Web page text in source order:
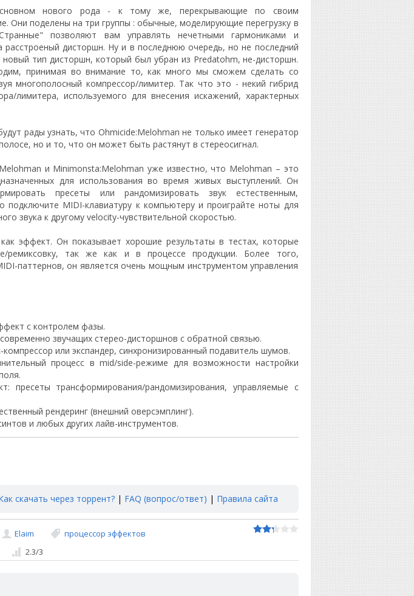
нового рода - к тому же, перекрывающие по своим
Они поделены на три группы : обычные, моделирующие перегрузку в
позволяют вам управлять нечетными гармониками и
расстроеный дисторшн. Ну и в последнюю очередь, но не последний
тип дисторшн, который был убран из Predatohm, не-дисторшн.
принимая во внимание то, как много мы сможем сделать со
многополосный компрессор/лимитер. Так что это - некий гибрид
лимитера, используемого для внесения искажений, характерных
рады узнать, что Ohmicide:Melohman не только имеет генератор
но и то, что он может быть растянут в стереосигнал.
и Minimonsta:Melohman уже известно, что Melohman – это
для использования во время живых выступлений. Он
пресеты или рандомизировать звук естественным,
подключите MIDI-клавиатуру к компьютеру и проиграйте ноты для
звука к другому velocity-чувствительной скоростью.
эффект. Он показывает хорошие результаты в тестах, которые
ремиксовку, так же как и в процессе продукции. Более того,
паттернов, он является очень мощным инструментом управления
с контролем фазы.
звучащих стерео-дисторшнов с обратной связью.
или экспандер, синхронизированный подавитель шумов.
процесс в mid/side-режиме для возможности настройки
пресеты трансформирования/рандомизирования, управляемые с
рендеринг (внешний оверсэмплинг).
и любых других лайв-инструментов.
скачать через торрент? | FAQ (вопрос/ответ) | Правила сайта
Elaim
процессор эффектов
2.3/3